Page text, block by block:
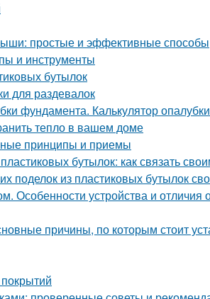
простые и эффективные способы
и инструменты
бутылок
для раздевалок
фундамента. Калькулятор
тепло в вашем доме
принципы и приемы
бутылок: как связать
поделок из пластиковых бутылок
Особенности устройства и отличия
причины, по которым стоит